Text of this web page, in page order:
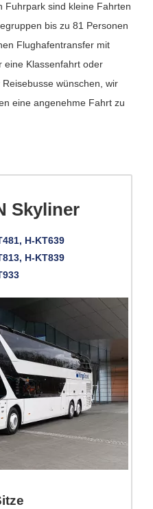
Fuhrpark sind kleine Fahrten
bis zu 81 Personen
Flughafentransfer mit
eine Klassenfahrt oder
wünschen, wir
eine angenehme Fahrt zu
Skyliner
H-KT639
H-KT839